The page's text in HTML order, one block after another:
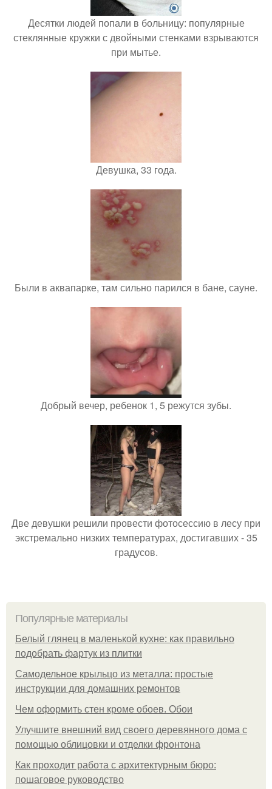
Десятки людей попали в больницу: популярные
стеклянные кружки с двойными стенками взрываются
при мытье.
Девушка, 33 года.
Были в аквапарке, там сильно парился в бане, сауне.
Добрый вечер, ребенок 1, 5 режутся зубы.
Две девушки решили провести фотосессию в лесу при
экстремально низких температурах, достигавших - 35
градусов.
Популярные материалы
Белый глянец в маленькой кухне: как правильно
подобрать фартук из плитки
Самодельное крыльцо из металла: простые
инструкции для домашних ремонтов
Чем оформить стен кроме обоев. Обои
Улучшите внешний вид своего деревянного дома с
помощью облицовки и отделки фронтона
Как проходит работа с архитектурным бюро:
пошаговое руководство